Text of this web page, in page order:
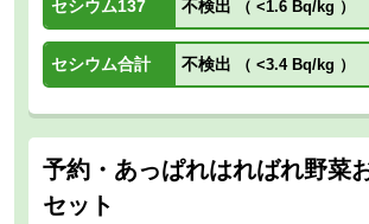
セシウム137 不検出 （ <1.6 Bq/kg ）
セシウム合計 不検出 （ <3.4 Bq/kg ）
予約・あっぱれはればれ野菜
セット